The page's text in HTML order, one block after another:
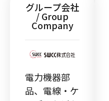
グループ会社
/ Group
Company
電力機器部
品、電線・ケ